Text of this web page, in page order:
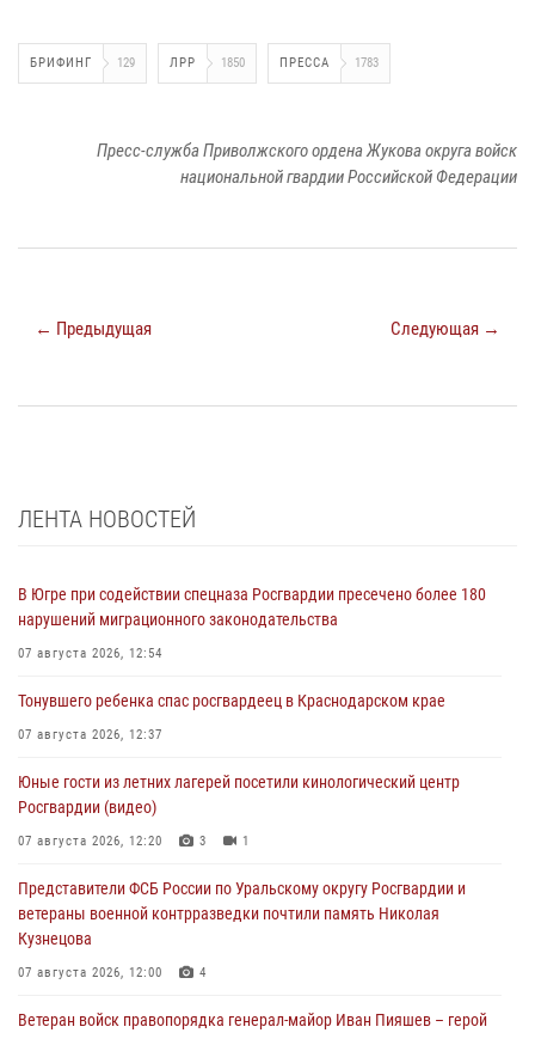
БРИФИНГ 129 ЛРР 1850 ПРЕССА 1783
Пресс-служба Приволжского ордена Жукова округа войск
национальной гвардии Российской Федерации
← Предыдущая Следующая →
ЛЕНТА НОВОСТЕЙ
В Югре при содействии спецназа Росгвардии пресечено более 180
нарушений миграционного законодательства
07 августа 2026, 12:54
Тонувшего ребенка спас росгвардеец в Краснодарском крае
07 августа 2026, 12:37
Юные гости из летних лагерей посетили кинологический центр
Росгвардии (видео)
07 августа 2026, 12:20 3 1
Представители ФСБ России по Уральскому округу Росгвардии и
ветераны военной контрразведки почтили память Николая
Кузнецова
07 августа 2026, 12:00 4
Ветеран войск правопорядка генерал-майор Иван Пияшев – герой